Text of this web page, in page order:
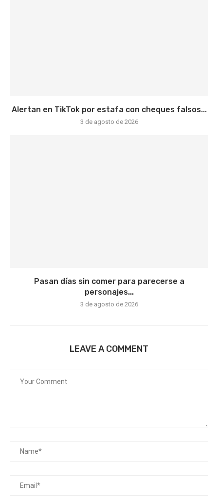
Alertan en TikTok por estafa con cheques falsos...
3 de agosto de 2026
Pasan días sin comer para parecerse a
personajes...
3 de agosto de 2026
LEAVE A COMMENT